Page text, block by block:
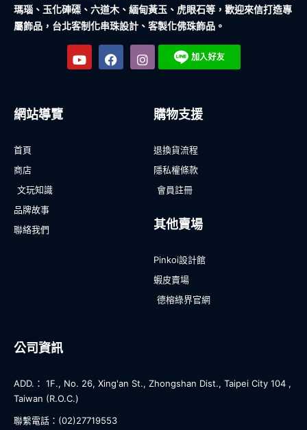
瑪瑙、玉化硨磲、六道木、緬甸黃玉、虎眼石等，歡迎來信打造專
屬飾品，台北客制化串珠設計、客製化佛珠飾品。
網站導覽
首頁
商店
文玩知識
品牌故事
聯絡我們
購物支援
退換貨流程
隱私權條款
會員註冊
其他賣場
Pinkoi設計館
蝦皮賣場
德榕綠界官網
公司資訊
ADD.： 1F., No. 26, Xing'an St., Zhongshan Dist., Taipei City 104 ,
Taiwan (R.O.C.)
聯繫電話：(02)27719553